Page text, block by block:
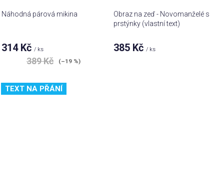
Náhodná párová mikina
314 Kč/ ks
389 Kč (–19 %)
Obraz na zeď - Novomanželé s
prstýnky (vlastní text)
385 Kč/ ks
TEXT NA PŘÁNÍ